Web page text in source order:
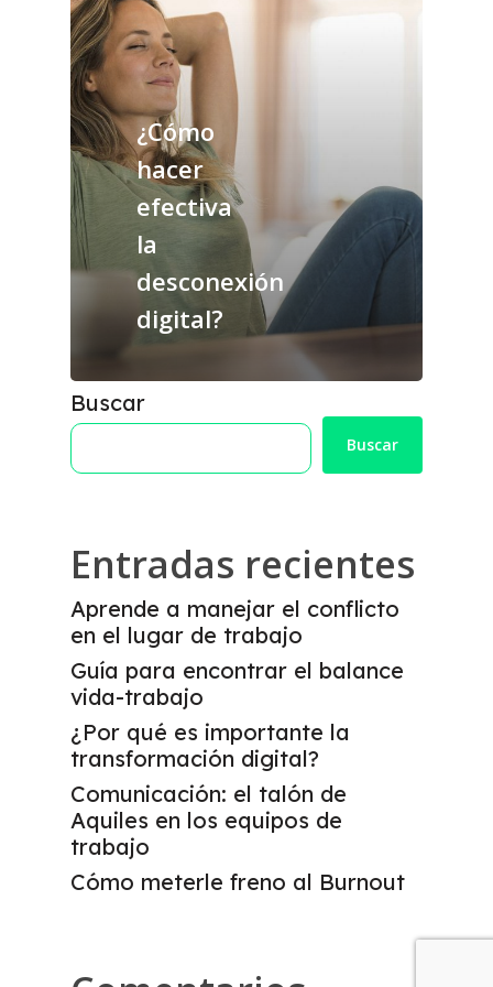
¿Cómo
hacer
efectiva
la
desconexión
digital?
Buscar
Buscar
Entradas recientes
Aprende a manejar el conflicto
en el lugar de trabajo
Guía para encontrar el balance
vida-trabajo
¿Por qué es importante la
transformación digital?
Comunicación: el talón de
Aquiles en los equipos de
trabajo
Cómo meterle freno al Burnout